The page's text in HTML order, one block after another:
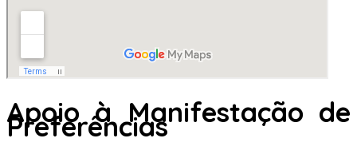
Apoio à Manifestação de
Preferências